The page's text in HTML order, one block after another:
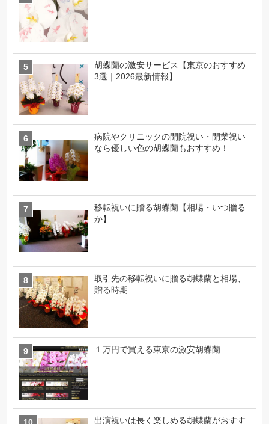
胡蝶蘭の激安サービス【東京のおすすめ
3選｜2026最新情報】
病院やクリニックの開院祝い・開業祝い
なら優しい色の胡蝶蘭もおすすめ！
移転祝いに贈る胡蝶蘭【相場・いつ贈る
か】
取引先の移転祝いに贈る胡蝶蘭と相場、
贈る時期
１万円で買える東京の激安胡蝶蘭
出演祝いは長く楽しめる胡蝶蘭がおすす